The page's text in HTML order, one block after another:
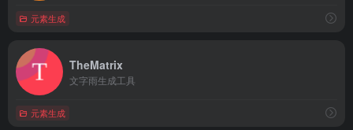
元素生成
TheMatrix
文字雨生成工具
元素生成